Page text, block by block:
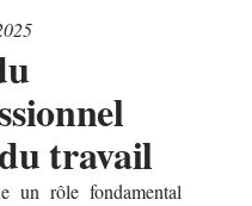
travail
un rôle fondamental